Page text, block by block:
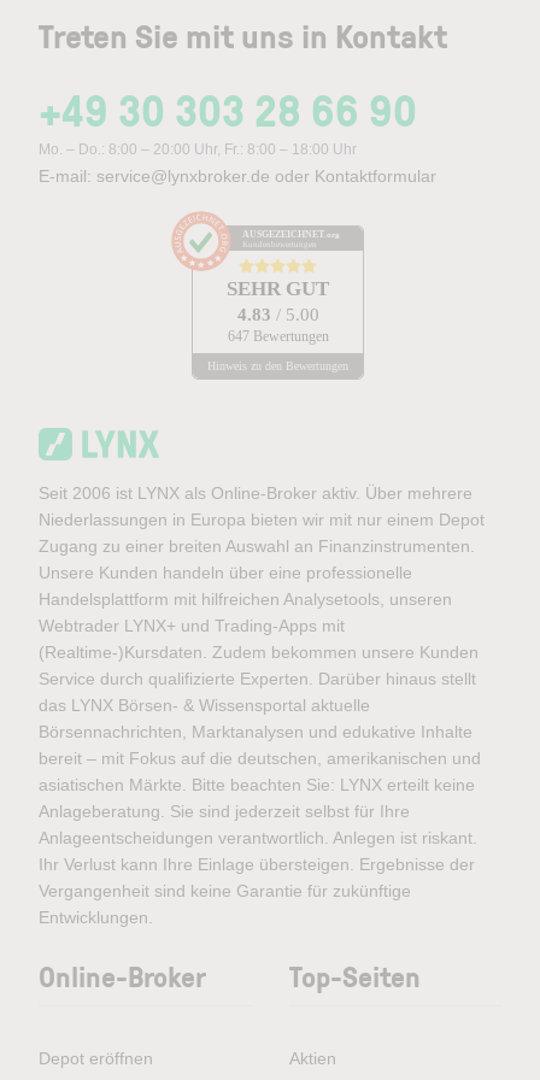
Treten Sie mit uns in Kontakt
+49 30 303 28 66 90
Mo. – Do.: 8:00 – 20:00 Uhr, Fr.: 8:00 – 18:00 Uhr
E-mail: service@lynxbroker.de oder Kontaktformular
AUSGEZEICHNET .org
Kundenbewertungen
SEHR GUT
4.83 / 5.00
647 Bewertungen
Hinweis zu den Bewertungen
Seit 2006 ist LYNX als Online-Broker aktiv. Über mehrere
Niederlassungen in Europa bieten wir mit nur einem Depot
Zugang zu einer breiten Auswahl an Finanzinstrumenten.
Unsere Kunden handeln über eine professionelle
Handelsplattform mit hilfreichen Analysetools, unseren
Webtrader LYNX+ und Trading-Apps mit
(Realtime-)Kursdaten. Zudem bekommen unsere Kunden
Service durch qualifizierte Experten. Darüber hinaus stellt
das LYNX Börsen- & Wissensportal aktuelle
Börsennachrichten, Marktanalysen und edukative Inhalte
bereit – mit Fokus auf die deutschen, amerikanischen und
asiatischen Märkte. Bitte beachten Sie: LYNX erteilt keine
Anlageberatung. Sie sind jederzeit selbst für Ihre
Anlageentscheidungen verantwortlich. Anlegen ist riskant.
Ihr Verlust kann Ihre Einlage übersteigen. Ergebnisse der
Vergangenheit sind keine Garantie für zukünftige
Entwicklungen.
Online-Broker
Depot eröffnen
Top-Seiten
Aktien